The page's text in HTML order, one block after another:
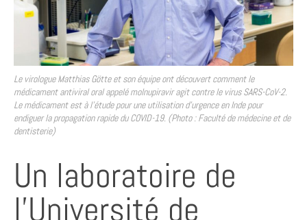
Le virologue Matthias Götte et son équipe ont découvert comment le
médicament antiviral oral appelé molnupiravir agit contre le virus SARS-CoV-2.
Le médicament est à l’étude pour une utilisation d’urgence en Inde pour
endiguer la propagation rapide du COVID-19. (Photo : Faculté de médecine et de
dentisterie)
Un laboratoire de
l’Université de